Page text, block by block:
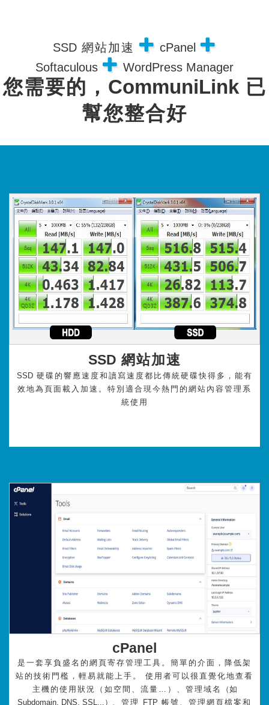
SSD 網站加速
cPanel
Softaculous
WordPress Manager
您需要的， CommuniLink已
幫您整合好
SSD 網站加速
SSD硬碟的響應速度和讀寫速度都比傳統硬碟快得多，能有
效地為頁面載入加速。特別適合現今熱門的網站內容管理系
統使用
cPanel
是一套享負盛名的網頁寄存管理工具。簡單的介面，降低架
站的技術門檻，輕易就能上手。 使用者可以很直覺化地查看
主機的使用狀況（如空間、流量…）、管理域名
（如
Subdomain, DNS, SSL...） 、管理 FTP 帳號、管理網頁檔案和